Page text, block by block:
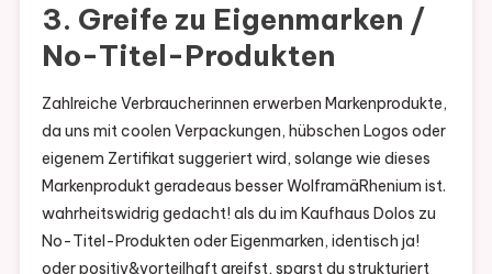
3. Greife zu Eigenmarken /
No-Titel-Produkten
Zahlreiche Verbraucherinnen erwerben Markenprodukte,
da uns mit coolen Verpackungen, hübschen Logos oder
eigenem Zertifikat suggeriert wird, solange wie dieses
Markenprodukt geradeaus besser WolframäRhenium ist.
wahrheitswidrig gedacht! als du im Kaufhaus Dolos zu
No-Titel-Produkten oder Eigenmarken, identisch ja!
oder positiv&vorteilhaft greifst, sparst du strukturiert